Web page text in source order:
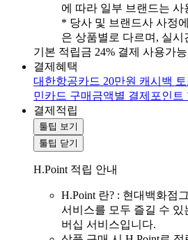
에 따라 일부 브랜드는 사
* 당사 및 브랜드사 사정
은 상품별로 다르며, 실
기본 적립금 24% 결제 사용가능
결제혜택
대한항공카드 20만원 캐시백
민카드 구매금액별 결제포인트
결제적립
툴팁 보기
툴팁 닫기
H.Point 적립 안내
H.Point 란? : 현대백화점
서비스를 모두 즐길 수 있
버십 서비스입니다.